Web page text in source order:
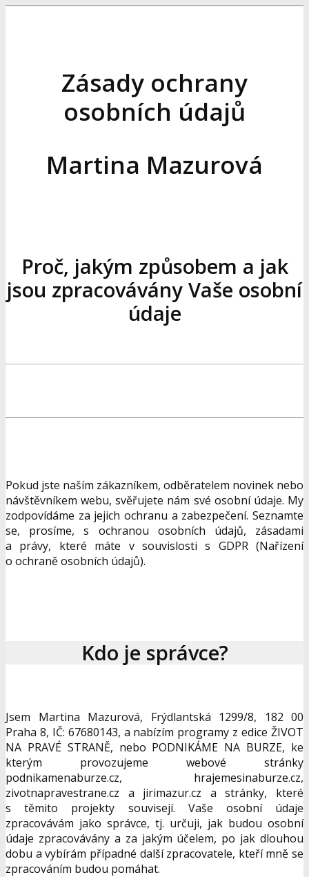
Zásady ochrany
osobních údajů
Martina Mazurová
Proč, jakým způsobem a jak
jsou zpracovávány Vaše osobní
údaje
Pokud jste naším zákazníkem, odběratelem novinek nebo
návštěvníkem webu, svěřujete nám své osobní údaje. My
zodpovídáme za jejich ochranu a zabezpečení. Seznamte
se, prosíme, s ochranou osobních údajů, zásadami
a právy, které máte v souvislosti s GDPR (Nařízení
o ochraně osobních údajů).
Kdo je správce?
Jsem Martina Mazurová, Frýdlantská 1299/8, 182 00
Praha 8, IČ: 67680143, a nabízím programy z edice ŽIVOT
NA PRAVÉ STRANĚ, nebo PODNIKÁME NA BURZE, ke
kterým provozujeme webové stránky
podnikamenaburze.cz, hrajemesinaburze.cz,
zivotnapravestrane.cz a jirimazur.cz a stránky, které
s těmito projekty souvisejí. Vaše osobní údaje
zpracovávám jako správce, tj. určuji, jak budou osobní
údaje zpracovávány a za jakým účelem, po jak dlouhou
dobu a vybírám případné další zpracovatele, kteří mně se
zpracováním budou pomáhat.